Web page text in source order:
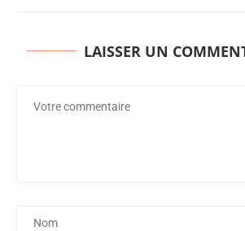
LAISSER UN